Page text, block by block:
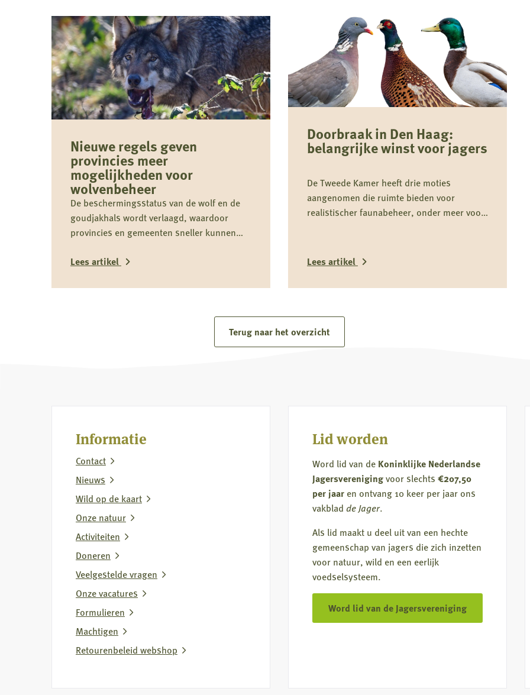
Nieuwe regels geven
provincies meer
mogelijkheden voor
wolvenbeheer
De beschermingsstatus van de wolf en de
goudjakhals wordt verlaagd, waardoor
provincies en gemeenten sneller kunnen
Jagersvereniging verwelkomt de wijziging
tussen mens en wolf te voorkomen.
Lees artikel
wolvenbeheer
Doorbraak in Den Haag:
belangrijke winst voor jagers
De Tweede Kamer heeft drie moties
aangenomen die ruimte bieden voor
realistischer faunabeheer, onder meer voor
knelpunten actief onder de aandacht
een belangrijke stap richting betere
Lees artikel
over
Doorbraak
Terug naar het overzicht
Informatie
Contact
Nieuws
Wild op de kaart
Onze natuur
Activiteiten
Doneren
Veelgestelde vragen
Onze vacatures
Formulieren
Machtigen
Retourenbeleid webshop
Lid worden
Word lid van de Koninklijke Nederlandse
Jagersverenigingvoor slechts €207,50
per jaaren ontvang 10 keer per jaar ons
vakblad de Jager.
Als lid maakt u deel uit van een hechte
gemeenschap van jagers die zich inzetten
voor natuur, wild en een eerlijk
voedselsysteem.
Word lid van de Jagersvereniging